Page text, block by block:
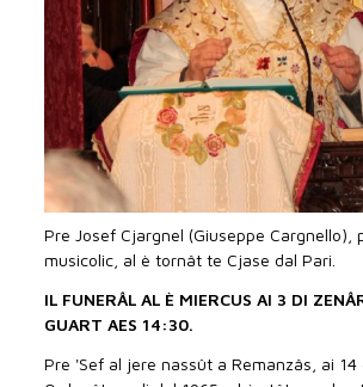
Pre Josef Cjargnel (Giuseppe Cargnello),
musicolic, al è tornât te Cjase dal Pari.
IL FUNERÂL AL È MIERCUS AI 3 DI
GUART AES 14:30.
Pre 'Sef al jere nassût a Remanzâs, ai 14